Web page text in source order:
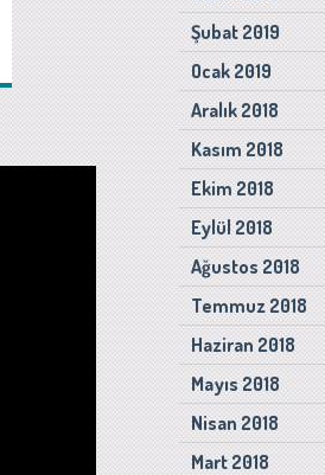
Şubat 2019
Ocak 2019
Aralık 2018
Kasım 2018
Ekim 2018
Eylül 2018
Ağustos 2018
Temmuz 2018
Haziran 2018
Mayıs 2018
Nisan 2018
Mart 2018